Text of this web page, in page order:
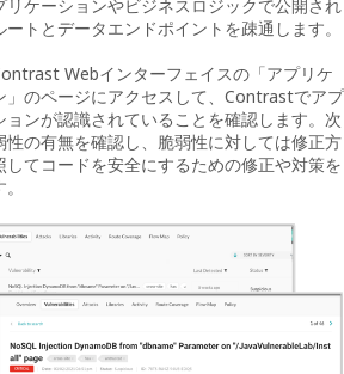
リケーションやビジネスロジックで公開され
ートとデータエンドポイントを疎通します。
Webインターフェイスの「アプリケ
」のページにアクセスして、Contrastでアプ
ョンが認識されていることを確認します。次
性の有無を確認し、脆弱性に対しては修正方
してコードを安全にするための修正や対策を